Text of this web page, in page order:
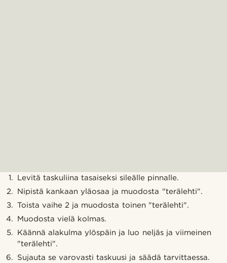
Levitä taskuliina tasaiseksi sileälle pinnalle.
Nipistä kankaan yläosaa ja muodosta "terälehti".
Toista vaihe 2 ja muodosta toinen "terälehti".
Muodosta vielä kolmas.
Käännä alakulma ylöspäin ja luo neljäs ja viimeinen
"terälehti".
Sujauta se varovasti taskuusi ja säädä tarvittaessa.